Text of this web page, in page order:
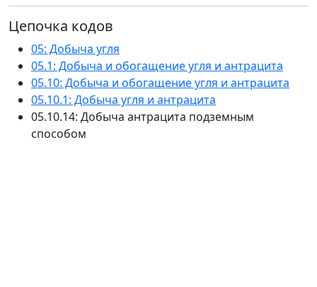
Цепочка кодов
05: Добыча угля
05.1: Добыча и обогащение угля и антрацита
05.10: Добыча и обогащение угля и антрацита
05.10.1: Добыча угля и антрацита
05.10.14: Добыча антрацита подземным
способом